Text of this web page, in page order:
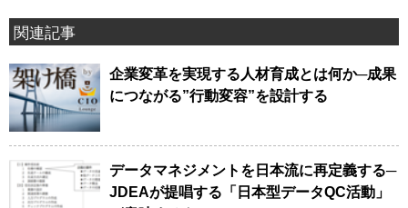
関連記事
企業変革を実現する人材育成とは何か─成果
につながる”行動変容”を設計する
データマネジメントを日本流に再定義する─
JDEAが提唱する「日本型データQC活動」